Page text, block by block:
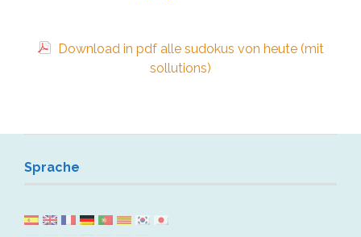
Download in pdf alle sudokus von heute (mit
sollutions)
Sprache